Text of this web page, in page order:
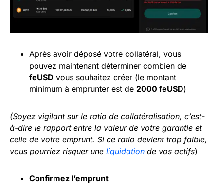
Après avoir déposé votre collatéral, vous
pouvez maintenant déterminer combien de
feUSD vous souhaitez créer (le montant
minimum à emprunter est de 2000 feUSD)
(Soyez vigilant sur le ratio de collatéralisation, c’est-
à-dire le rapport entre la valeur de votre garantie et
celle de votre emprunt. Si ce ratio devient trop faible,
vous pourriez risquer une liquidation de vos actifs)
Confirmez l’emprunt